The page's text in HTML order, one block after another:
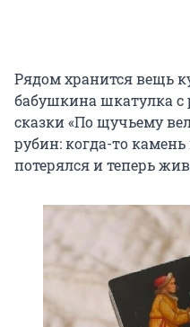
Рядом хранится вещь
бабушкина шкатулка
сказки «По щучьему
рубин: когда-то
потерялся и теперь